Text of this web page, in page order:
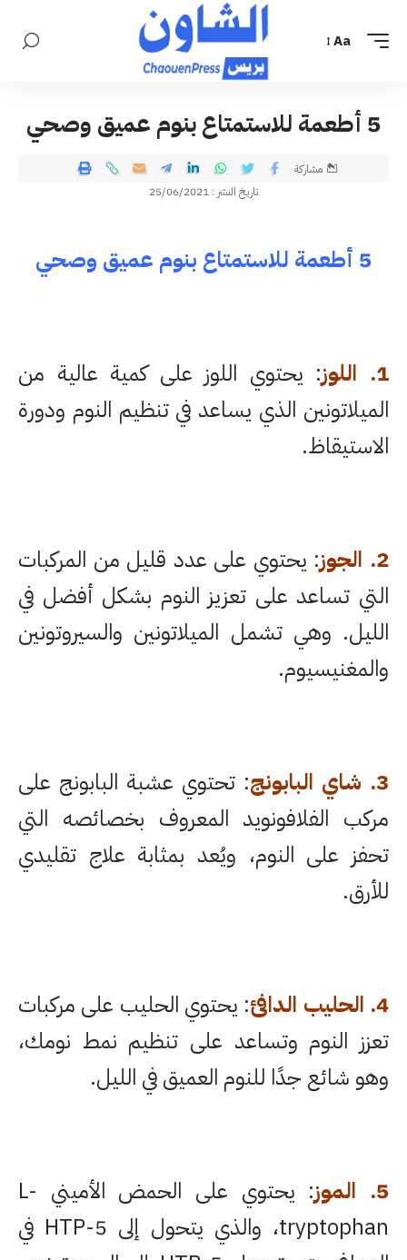
Aa
5 أطعمة للاستمتاع بنوم عميق وصحي
تاريخ النشر : 25/06/2021
مشاركة
5 أطعمة للاستمتاع بنوم عميق وصحي
1. اللوز
: يحتوي اللوز على كمية عالية من
الميلاتونين الذي يساعد في تنظيم النوم ودورة
الاستيقاظ.
2. الجوز: يحتوي على عدد قليل من المركبات
التي تساعد على تعزيز النوم بشكل أفضل في
الليل. وهي تشمل الميلاتونين والسيروتونين
والمغنيسيوم.
3. شاي البابونج
: تحتوي عشبة البابونج على
مركب الفلافونويد المعروف بخصائصه التي
تحفز على النوم، ويُعد بمثابة علاج تقليدي
للأرق.
4. الحليب الدافئ
: يحتوي الحليب على مركبات
تعزز النوم وتساعد على تنظيم نمط نومك،
وهو شائع جدًا للنوم العميق في الليل.
5. الموز
: يحتوي على الحمض الأميني L-
tryptophan، والذي يتحول إلى 5-HTP في